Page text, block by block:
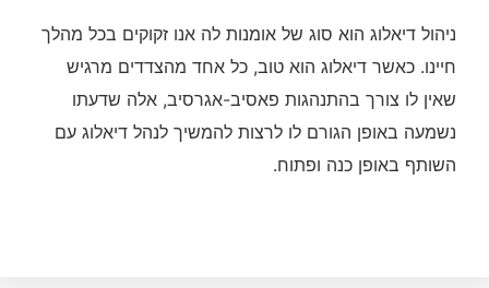
ניהול דיאלוג הוא סוג של אומנות לה אנו זקוקים בכל מהלך
חיינו. כאשר דיאלוג הוא טוב, כל אחד מהצדדים מרגיש
שאין לו צורך בהתנהגות פאסיב-אגרסיב, אלה שדעתו
נשמעה באופן הגורם לו לרצות להמשיך לנהל דיאלוג עם
השותף באופן כנה ופתוח.